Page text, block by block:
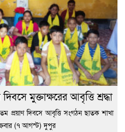
মুক্তাক্ষরের আবৃত্তি শ্রদ্ধা
প্রয়াণ দিবসে আবৃত্তি সংগঠন ছাতক শাখা
(৭ আগস্ট) দুপুর